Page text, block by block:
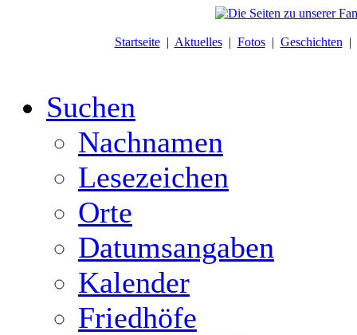
Startseite| Aktuelles| Fotos| Geschichten |
Suchen
Nachnamen
Lesezeichen
Orte
Datumsangaben
Kalender
Friedhöfe